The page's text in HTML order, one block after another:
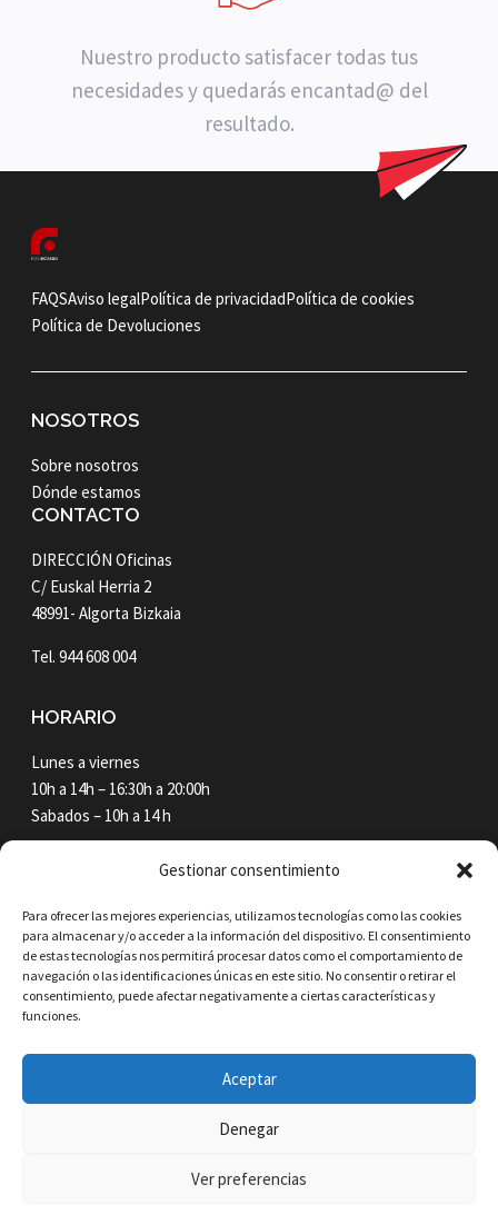
Gestionar consentimiento
Para ofrecer las mejores experiencias, utilizamos tecnologías como las cookies
para almacenar y/o acceder a la información del dispositivo. El consentimiento
de estas tecnologías nos permitirá procesar datos como el comportamiento de
navegación o las identificaciones únicas en este sitio. No consentir o retirar el
consentimiento, puede afectar negativamente a ciertas características y
funciones.
Aceptar
Denegar
Ver preferencias
Nuestro producto satisfacer todas tus
necesidades y quedarás encantad@ del
resultado.
FAQSAviso legalPolítica de privacidadPolítica de cookies
Política de Devoluciones
NOSOTROS
Sobre nosotros
Dónde estamos
CONTACTO
DIRECCIÓN Oficinas
C/ Euskal Herria 2
48991- Algorta Bizkaia
Tel. 944 608 004
HORARIO
Lunes a viernes
10h a 14h – 16:30h a 20:00h
Sabados – 10h a 14 h
He leído y acepto recibir novedades, ofertas y
la política de privacidad